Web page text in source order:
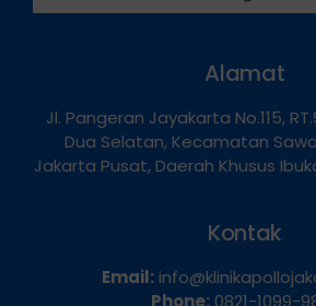
Alamat
Jl. Pangeran Jayakarta No.115,
Dua Selatan, Kecamatan
Jakarta Pusat, Daerah Khusus
Kontak
Email:
Phone:0821-1099-